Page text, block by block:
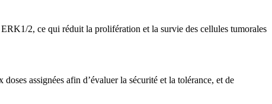
2, ce qui réduit la prolifération et la survie des cellules tumorales
assignées afin d’évaluer la sécurité et la tolérance, et de